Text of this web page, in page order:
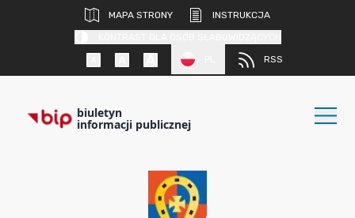
MAPA STRONY
INSTRUKCJA
RSS
biuletyn
informacji publicznej